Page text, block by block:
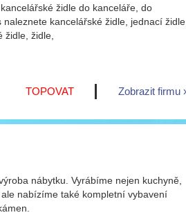
židle do kanceláře, do
kancelářské židle, jednací židle,
židle, židle,
Zobrazit firmu
TOPOVAT
nábytku. Vyrábíme nejen kuchyně,
nabízíme také kompletní vybavení